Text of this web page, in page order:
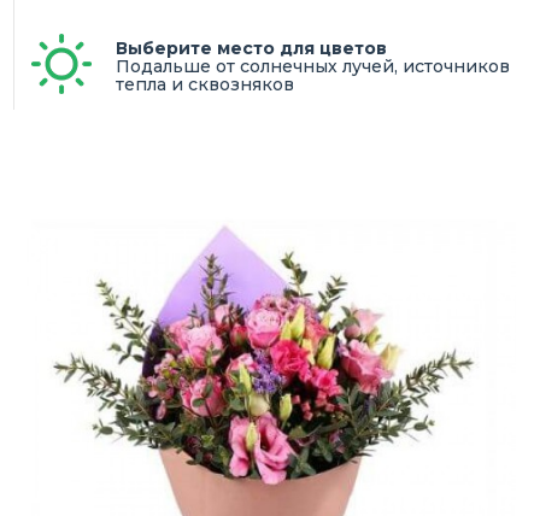
Выберите место для цветов
Подальше от солнечных лучей, источников
тепла и сквозняков